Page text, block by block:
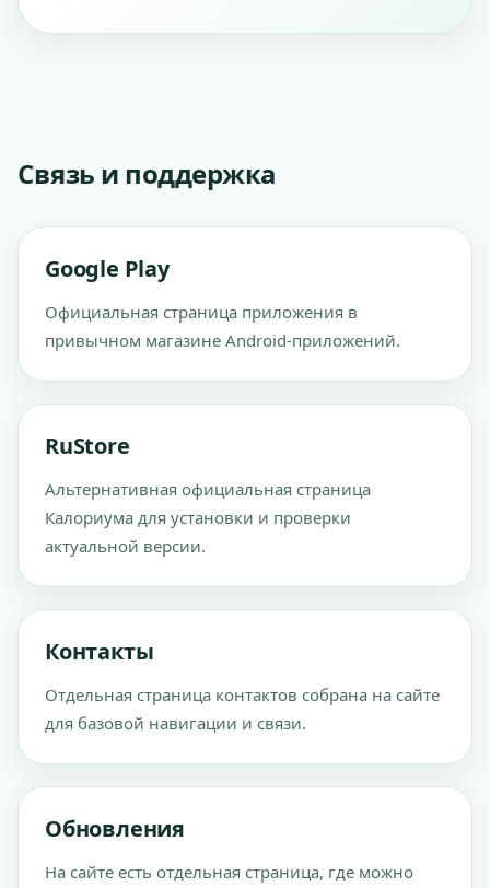
Связь и поддержка
Google Play
Официальная страница приложения в
привычном магазине Android-приложений.
RuStore
Альтернативная официальная страница
Калориума для установки и проверки
актуальной версии.
Контакты
Отдельная страница контактов собрана на сайте
для базовой навигации и связи.
Обновления
На сайте есть отдельная страница, где можно